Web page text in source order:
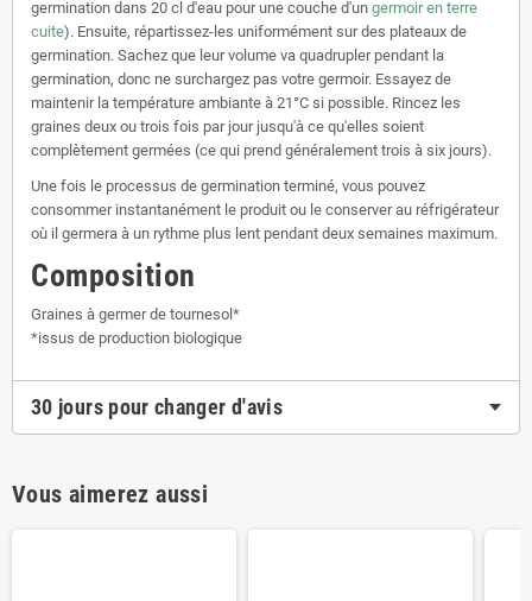
germination dans 20 cl d'eau pour une couche d'un germoir en terre
cuite). Ensuite, répartissez-les uniformément sur des plateaux de
germination. Sachez que leur volume va quadrupler pendant la
germination, donc ne surchargez pas votre germoir. Essayez de
maintenir la température ambiante à 21°C si possible. Rincez les
graines deux ou trois fois par jour jusqu'à ce qu'elles soient
complètement germées (ce qui prend généralement trois à six jours).
Une fois le processus de germination terminé, vous pouvez
consommer instantanément le produit ou le conserver au réfrigérateur
où il germera à un rythme plus lent pendant deux semaines maximum.
Composition
Graines à germer de tournesol*
*issus de production biologique
30 jours pour changer d'avis
Vous aimerez aussi